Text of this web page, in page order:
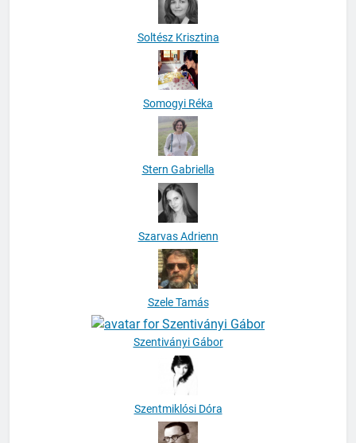
Soltész Krisztina
Somogyi Réka
Stern Gabriella
Szarvas Adrienn
Szele Tamás
Szentiványi Gábor
Szentmiklósi Dóra